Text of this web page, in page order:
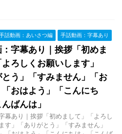
話動画：あいさつ編 手話動画：字幕あり
字幕あり｜挨拶「初めま
ろしくお願いします」
とう」「すみません」「お
おはよう」「こんにち
ばんは」
幕あり｜挨拶「初めまして」「よろし
す」「ありがとう」「すみません」